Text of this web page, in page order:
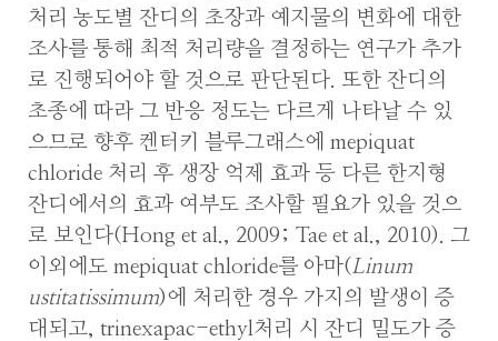
처리 농도별 잔디의 초장과 예지물의 변화에 대한
조사를 통해 최적 처리량을 결정하는 연구가 추가
로 진행되어야 할 것으로 판단된다. 또한 잔디의
초종에 따라 그 반응 정도는 다르게 나타날 수 있
으므로 향후 켄터키 블루그래스에 mepiquat
chloride 처리 후 생장 억제 효과 등 다른 한지형
잔디에서의 효과 여부도 조사할 필요가 있을 것으
로 보인다(Hong et al., 2009; Tae et al., 2010). 그
이외에도 mepiquat chloride를 아마( Linum
ustitatissimum)에 처리한 경우 가지의 발생이 증
대되고, trinexapac-ethyl처리 시 잔디 밀도가 증